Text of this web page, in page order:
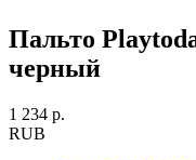
Пальто
черный
1 234 р.
RUB